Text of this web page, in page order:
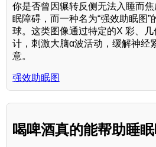
你是否曾因辗转反侧无法入睡而
眠障碍，而一种名为“强效助眠图”
球。这类图像通过特定的X 彩、
计，刺激大脑α波活动，缓解神经
意。
强效助眠图
喝啤酒真的能帮助睡